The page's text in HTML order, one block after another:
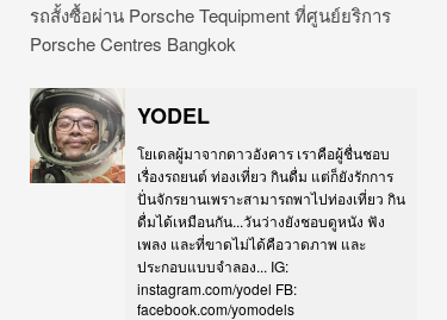
รถสั้งซื้อผ่าน Porsche Tequipment ที่ศูนย์ยริการ
Porsche Centres Bangkok
YODEL
โยเดลผู้มาจากดาวอังคาร เราคือผู้ชื่นชอบ
เรื่องรถยนต์ ท่องเที่ยว กินดื่ม แต่ก็ยังรักการ
ปั่นจักรยานเพราะสามารถพาไปท่องเที่ยว กิน
ดื่มได้เหมือนกัน...วันว่างยังชอบดูหนัง ฟัง
เพลง และที่ขาดไม่ได้คือวาดภาพ และ
ประกอบแบบจำลอง... IG:
instagram.com/yodel FB:
facebook.com/yomodels